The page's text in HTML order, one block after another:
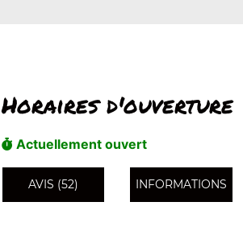
Horaires d'ouverture
Actuellement ouvert
AVIS (52) INFORMATIONS